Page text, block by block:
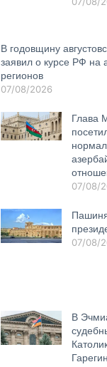
В годовщину
заявил о курсе РФ на
регионов
07/08/2026
Глава
07/08/
07/08/
В